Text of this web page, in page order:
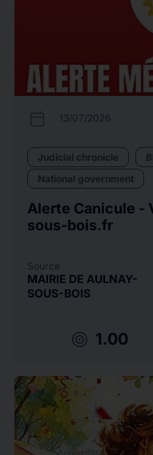
calendar_today 13/07/2026
Judicial chronicle
National government
Alerte Canicule -
sous-bois.fr
Source
MAIRIE DE AULNAY-
SOUS-BOIS
target 1.00